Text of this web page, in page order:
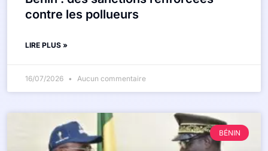
contre les pollueurs
LIRE PLUS »
16/07/2026 Aucun commentaire
BÉNIN